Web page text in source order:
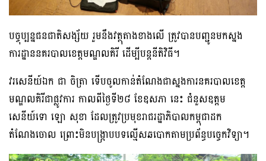
បច្ចុប្បន្នជនជាតិសង្ស័យ រួមនឹងវត្ថុតាងខាងលើ ត្រូវបានបញ្ជូនមកស្នង
ការដ្ឋាននគរបាលខេត្តមណ្ឌលគិរី ដើម្បីបន្តនីតិវិធី។
វរសេនីយ៍ឯក ជា ចិត្រា ទើបចូលកាន់តំណែងជាស្នងការនគរបាលខេត្ត
មណ្ឌលគិរីជាផ្លូវការ កាលពីថ្ងៃទី២៨ ខែឧសភា នេះ ជំនួសឧត្ដម
សេនីយ៍ទោ ឡោ សុខា ដែលត្រូវប្រមុខរាជរដ្ឋាភិបាលកម្ពុជាដក
តំណែងចោល ព្រោះមិនបង្ក្រាបបទល្មើសឆបោកតាមប្រព័ន្ធបច្ចេកវិទ្យា។